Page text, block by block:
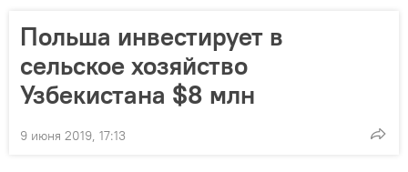
Польша инвестирует в
сельское хозяйство
Узбекистана $8 млн
9 июня 2019, 17:13